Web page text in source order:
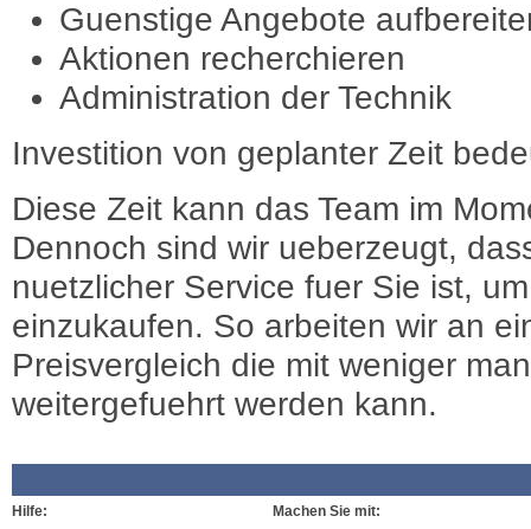
Guenstige Angebote
Aktionen recherchieren
Administration der Technik
Investition von geplanter Zeit
Diese Zeit kann das Team im
Dennoch sind wir ueberzeugt,
nuetzlicher Service fuer Sie ist,
einzukaufen. So arbeiten wir an
Preisvergleich die mit weniger
weitergefuehrt werden kann.
Hilfe: Machen Sie mit: